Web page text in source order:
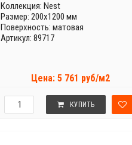
Коллекция: Nest
Размер: 200x1200 мм
Поверхность: матовая
Артикул: 89717
Цена: 5 761 руб/м2
КУПИТЬ